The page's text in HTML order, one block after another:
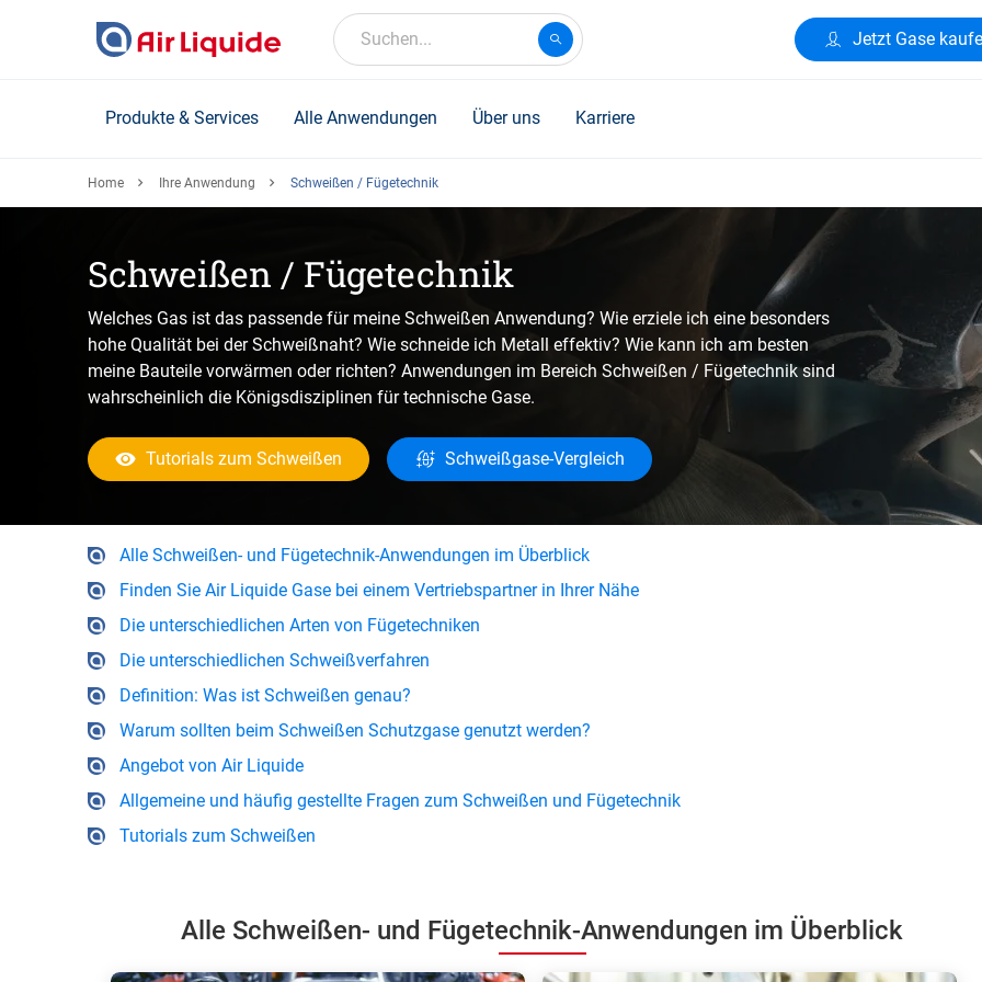
Suchen... Jetzt Gase
Produkte & Services Alle Anwendungen Über uns Karriere
Home Ihre Anwendung Schweißen / Fügetechnik
Schweißen / Fügetechnik
Welches Gas ist das passende für meine Schweißen Anwendung? Wie erziele ich eine besonders
hohe Qualität bei der Schweißnaht? Wie schneide ich Metall effektiv? Wie kann ich am besten
meine Bauteile vorwärmen oder richten? Anwendungen im Bereich Schweißen / Fügetechnik sind
wahrscheinlich die Königsdisziplinen für technische Gase.
Tutorials zum Schweißen Schweißgase-Vergleich
Alle Schweißen- und Fügetechnik-Anwendungen im Überblick
Finden Sie Air Liquide Gase bei einem Vertriebspartner in Ihrer Nähe
Die unterschiedlichen Arten von Fügetechniken
Die unterschiedlichen Schweißverfahren
Definition: Was ist Schweißen genau?
Warum sollten beim Schweißen Schutzgase genutzt werden?
Angebot von Air Liquide
Allgemeine und häufig gestellte Fragen zum Schweißen und Fügetechnik
Tutorials zum Schweißen
Alle Schweißen- und Fügetechnik-Anwendungen im Überblick